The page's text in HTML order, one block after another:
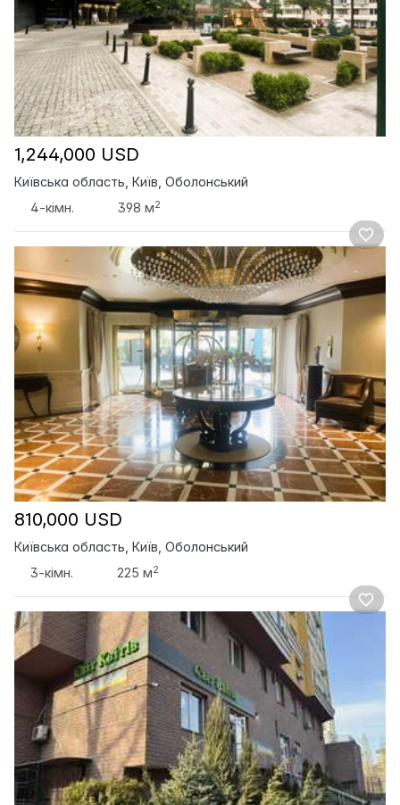
1,244,000 USD
Київська область, Київ, Оболонський
4-кімн.
398 м2
810,000 USD
Київська область, Київ, Оболонський
3-кімн.
225 м2